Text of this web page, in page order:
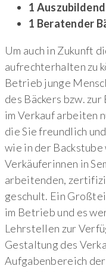
1
1 Beratender
Um auch in Zukunft
aufrechterhalten zu
Betrieb junge
des Bäckers bzw.
im Verkauf arbeiten
die Sie freundlich
wie in der Backstube
Verkäuferinnen in
arbeitenden,
geschult. Ein
im Betrieb und es
Lehrstellen zur
Gestaltung des
Aufgabenbereich